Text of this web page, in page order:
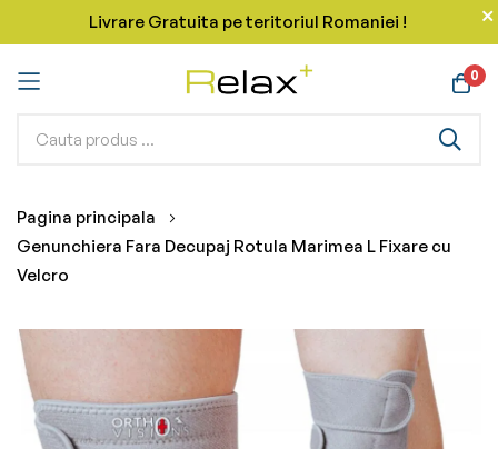
Livrare Gratuita pe teritoriul Romaniei !
0
Mergeti
la
Continut
Pagina principala
Genunchiera Fara Decupaj Rotula Marimea L Fixare cu
Velcro
Skip
to
the
end